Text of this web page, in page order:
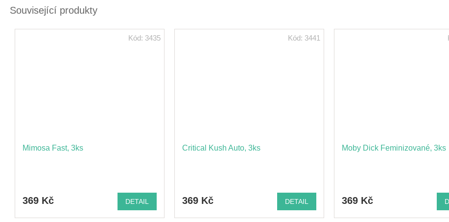
Související produkty
Mimosa Fast, 3ks
369 Kč DETAIL
Kód: 3435
Critical Kush Auto, 3ks
369 Kč DETAIL
Kód: 3441
Moby Dick Feminizované, 3ks
369 Kč